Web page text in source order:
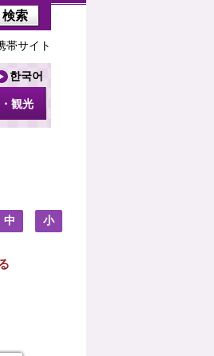
帯サイト
한국어
観光
中 小